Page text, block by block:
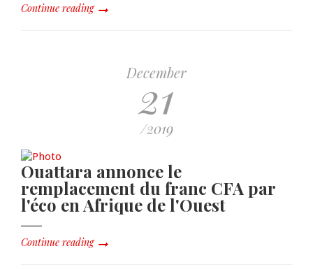
Continue reading
December
21
/2019
Ouattara annonce le
remplacement du franc CFA par
l'éco en Afrique de l'Ouest
Continue reading